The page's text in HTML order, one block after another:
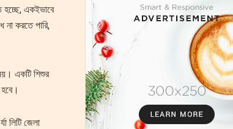
হচ্ছে, একইভাবে
করতে পারি,
একটি শিশুর
লিটি জেলা